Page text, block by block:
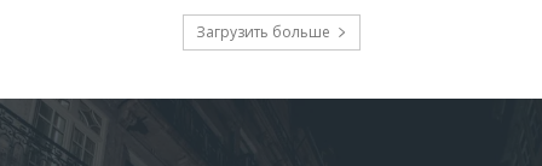
Загрузить больше